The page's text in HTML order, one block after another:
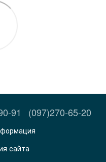
91 (097)270-65-20
сайта